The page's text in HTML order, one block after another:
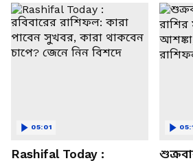
Rashifal Today :
05:01